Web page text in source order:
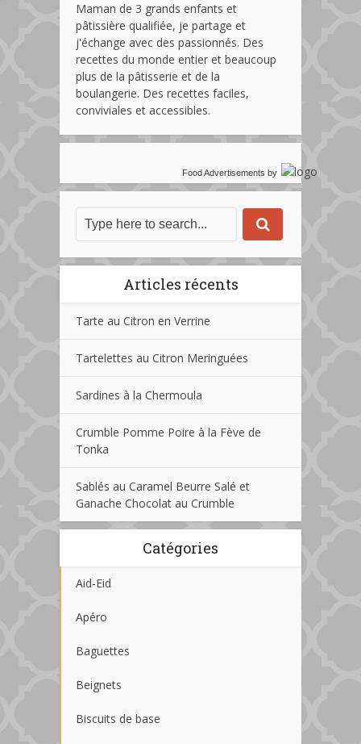
Maman de 3 grands enfants et
pâtissière qualifiée, je partage et
j'échange avec des passionnés. Des
recettes du monde entier et beaucoup
plus de la pâtisserie et de la
boulangerie. Des recettes faciles,
conviviales et accessibles.
Food Advertisements by
Articles récents
Tarte au Citron en Verrine
Tartelettes au Citron Meringuées
Sardines à la Chermoula
Crumble Pomme Poire à la Fève de
Tonka
Sablés au Caramel Beurre Salé et
Ganache Chocolat au Crumble
Catégories
Aid-Eid
Apéro
Baguettes
Beignets
Biscuits de base